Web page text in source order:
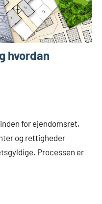
hvordan
for ejendomsret,
og rettigheder
Processen er